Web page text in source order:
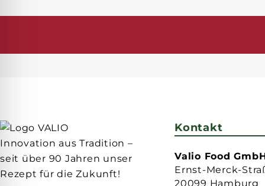
Innovation aus Tradition –
seit über 90 Jahren unser
Rezept für die Zukunft!
Kontakt
Valio Food
Ernst-Merck-
20099 Hamburg